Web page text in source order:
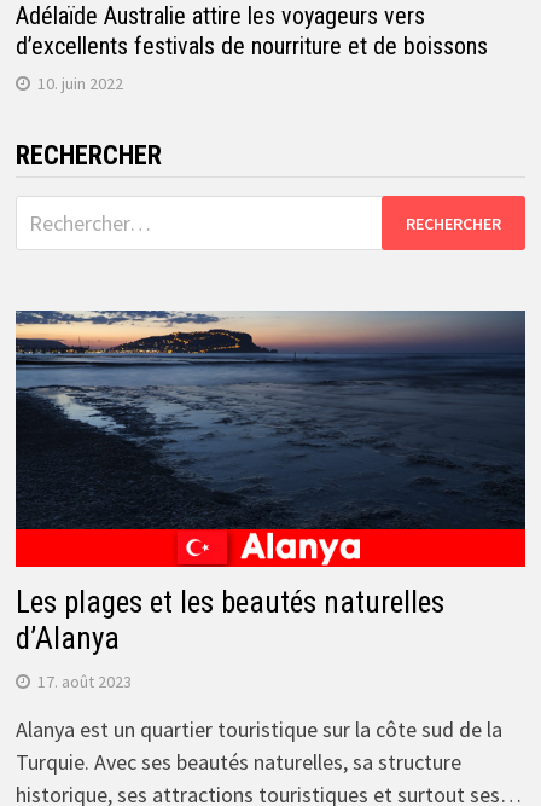
Adélaïde Australie attire les voyageurs vers
d’excellents festivals de nourriture et de boissons
10. juin 2022
RECHERCHER
Rechercher :
Les plages et les beautés naturelles
d’Alanya
17. août 2023
Alanya est un quartier touristique sur la côte sud de la
Turquie. Avec ses beautés naturelles, sa structure
historique, ses attractions touristiques et surtout ses…